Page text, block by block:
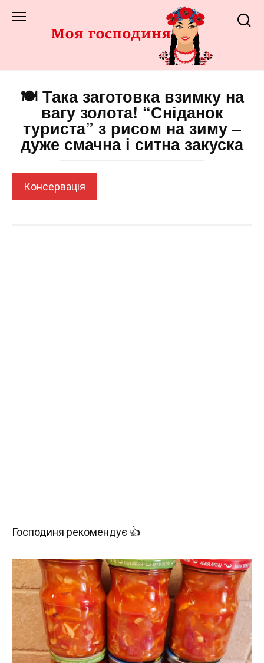
до
🍽️ Така заготовка взимку на
вагу золота! “Сніданок
туриста” з рисом на зиму –
дуже смачна і ситна закуска
Консервація
Господиня рекомендує 👍